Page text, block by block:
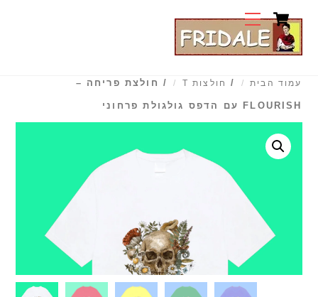
content
MenuCart
עמוד הבית / חולצות T / חולצת פריחה –
FLOURISH עם הדפס גולגולת פרחוני